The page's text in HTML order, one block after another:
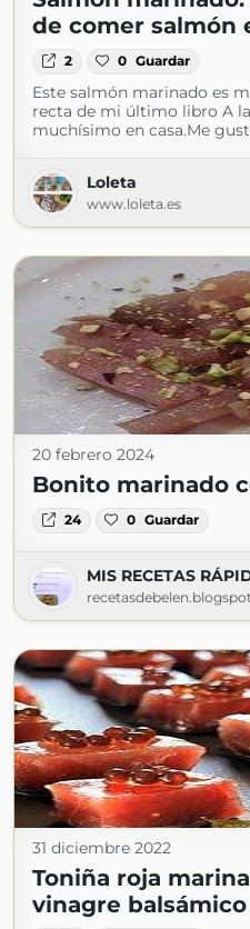
de comer salmón
2 0 Guardar
Este salmón marinado es
recta de mi último libro A
muchísimo en casa.Me
Loleta
www.loleta.es
20 febrero 2024
Bonito marinado
24 0 Guardar
MIS RECETAS
31 diciembre 2022
Toniña roja
vinagre balsámico